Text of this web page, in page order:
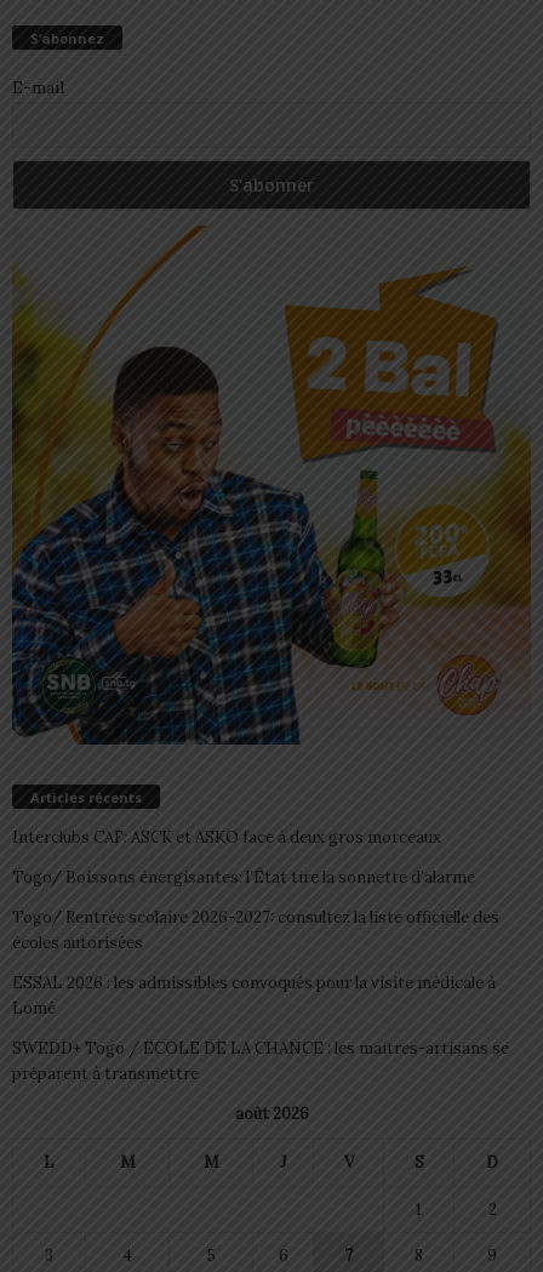
S’abonnez
E-mail
Articles récents
Interclubs CAF: ASCK et ASKO face à deux gros morceaux
Togo/ Boissons énergisantes: l’État tire la sonnette d’alarme
Togo/ Rentrée scolaire 2026-2027: consultez la liste officielle des
écoles autorisées
ESSAL 2026 : les admissibles convoqués pour la visite médicale à
Lomé
SWEDD+ Togo / ECOLE DE LA CHANCE : les maitres-artisans se
préparent à transmettre
août 2026
L M M J V S D
1 2
3 4 5 6 7 8 9